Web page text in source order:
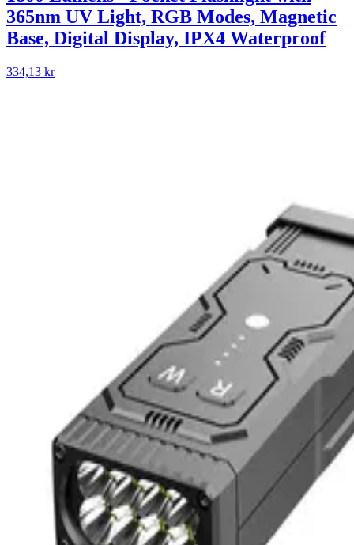
365nm UV Light, RGB Modes, Magnetic
Base, Digital Display, IPX4 Waterproof
334,13 kr